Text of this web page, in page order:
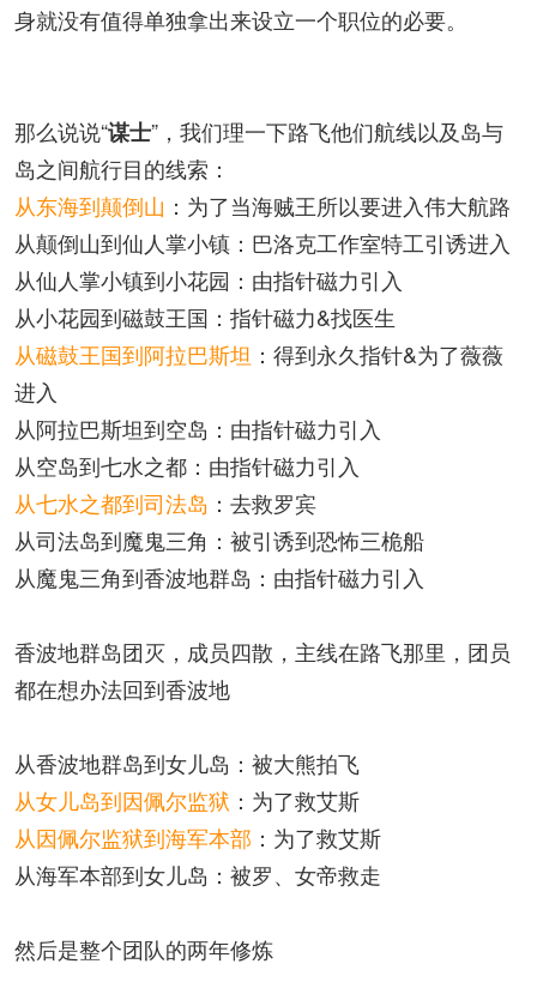
身就没有值得单独拿出来设立一个职位的必要。
那么说说“谋士”，我们理一下路飞他们航线以及岛与
岛之间航行目的线索：
从东海到颠倒山 ：为了当海贼王所以要进入伟大航路
从颠倒山到仙人掌小镇：巴洛克工作室特工引诱进入
从仙人掌小镇到小花园：由指针磁力引入
从小花园到磁鼓王国：指针磁力&找医生
从磁鼓王国到阿拉巴斯坦 ：得到永久指针&为了薇薇
进入
从阿拉巴斯坦到空岛：由指针磁力引入
从空岛到七水之都：由指针磁力引入
从七水之都到司法岛 ：去救罗宾
从司法岛到魔鬼三角：被引诱到恐怖三桅船
从魔鬼三角到香波地群岛：由指针磁力引入
香波地群岛团灭，成员四散，主线在路飞那里，团员
都在想办法回到香波地
从香波地群岛到女儿岛：被大熊拍飞
从女儿岛到因佩尔监狱 ：为了救艾斯
从因佩尔监狱到海军本部 ：为了救艾斯
从海军本部到女儿岛：被罗、女帝救走
然后是整个团队的两年修炼